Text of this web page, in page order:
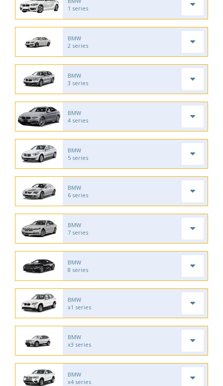
1 series
BMW
2 series
BMW
3 series
BMW
4 series
BMW
5 series
BMW
6 series
BMW
7 series
BMW
8 series
BMW
x1 series
BMW
x3 series
BMW
x4 series